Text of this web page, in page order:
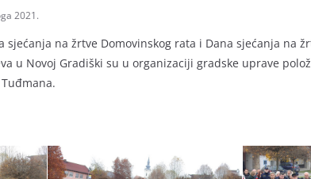
2021.
sjećanja na žrtve Domovinskog rata i Dana sjećanja na
u Novoj Gradiški su u organizaciji gradske uprave